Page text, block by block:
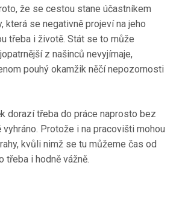
že se cestou stane účastníkem
která se negativně projeví na jeho
třeba i životě. Stát se to může
z našinců nevyjímaje,
pouhý okamžik něčí nepozornosti
dorazí třeba do práce naprosto bez
vyhráno. Protože i na pracovišti mohou
kvůli nimž se tu můžeme čas od
třeba i hodně vážně.